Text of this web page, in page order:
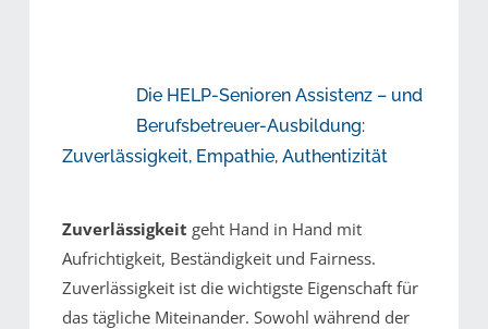
Die HELP-Senioren Assistenz – und
Berufsbetreuer-Ausbildung:
Zuverlässigkeit, Empathie, Authentizität
Zuverlässigkeit geht Hand in Hand mit
Aufrichtigkeit, Beständigkeit und Fairness.
Zuverlässigkeit ist die wichtigste Eigenschaft für
das tägliche Miteinander. Sowohl während der